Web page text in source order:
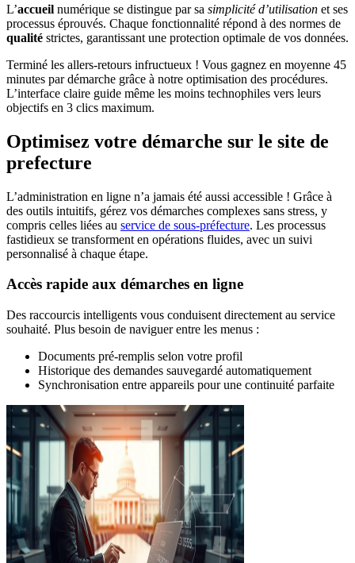
L’accueil numérique se distingue par sa simplicité d’utilisation et ses
processus éprouvés. Chaque fonctionnalité répond à des normes de
qualité strictes, garantissant une protection optimale de vos données.
Terminé les allers-retours infructueux ! Vous gagnez en moyenne 45
minutes par démarche grâce à notre optimisation des procédures.
L’interface claire guide même les moins technophiles vers leurs
objectifs en 3 clics maximum.
Optimisez votre démarche sur le site de
prefecture
L’administration en ligne n’a jamais été aussi accessible ! Grâce à
des outils intuitifs, gérez vos démarches complexes sans stress, y
compris celles liées au service de sous-préfecture. Les processus
fastidieux se transforment en opérations fluides, avec un suivi
personnalisé à chaque étape.
Accès rapide aux démarches en ligne
Des raccourcis intelligents vous conduisent directement au service
souhaité. Plus besoin de naviguer entre les menus :
Documents pré-remplis selon votre profil
Historique des demandes sauvegardé automatiquement
Synchronisation entre appareils pour une continuité parfaite